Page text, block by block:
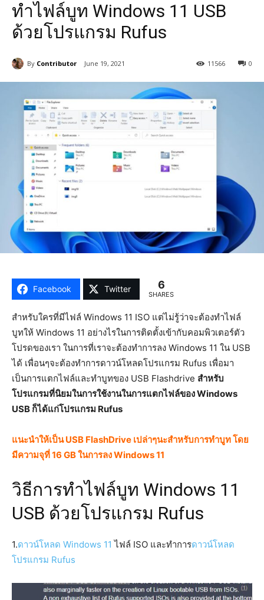
ทำไฟล์บูท Windows 11 USB
ด้วยโปรแกรม Rufus
By Contributor June 19, 2021 0
11566
Facebook Twitter 6
SHARES
สำหรับใครที่มีไฟล์ Windows 11 ISO แต่ไม่รู้ว่าจะต้องทำไฟล์
บูทให้ Windows 11 อย่างไรในการติดตั้งเข้ากับคอมพิวเตอร์ตัว
โปรดของเรา ในการที่เราจะต้องทำการลง Windows 11 ใน USB
ได้ เพื่อนๆจะต้องทำการดาวน์โหลดโปรแกรม Rufus เพื่อมา
เป็นการแตกไฟล์และทำบูทของ USB Flashdrive สำหรับ
โปรแกรมที่นิยมในการใช้งานในการแตกไฟล์ของ Windows
USB ก็ได้แก่โปรแกรม Rufus
แนะนำให้เป็น USB FlashDrive เปล่าๆนะสำหรับการทำบูท โดย
มีความจุที่ 16 GB ในการลง Windows 11
วิธีการทำไฟล์บูท Windows 11
USB ด้วยโปรแกรม Rufus
1.ดาวน์โหลด Windows 11 ไฟล์ ISO และทำการดาวน์โหลด
โปรแกรม Rufus